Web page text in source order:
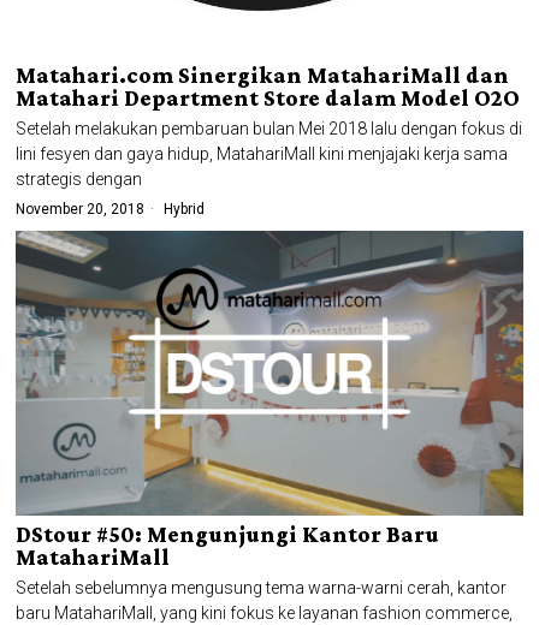
Matahari.com Sinergikan MatahariMall dan
Matahari Department Store dalam Model O2O
Setelah melakukan pembaruan bulan Mei 2018 lalu dengan fokus di
lini fesyen dan gaya hidup, MatahariMall kini menjajaki kerja sama
strategis dengan
November 20, 2018 Hybrid
DStour #50: Mengunjungi Kantor Baru
MatahariMall
Setelah sebelumnya mengusung tema warna-warni cerah, kantor
baru MatahariMall, yang kini fokus ke layanan fashion commerce,